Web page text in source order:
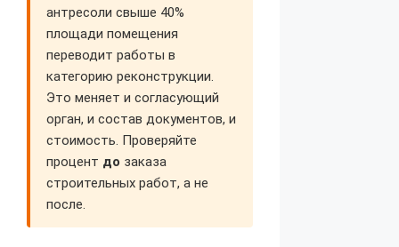
антресоли свыше 40%
площади помещения
переводит работы в
категорию реконструкции.
Это меняет и согласующий
орган, и состав документов, и
стоимость. Проверяйте
процент до заказа
строительных работ, а не
после.